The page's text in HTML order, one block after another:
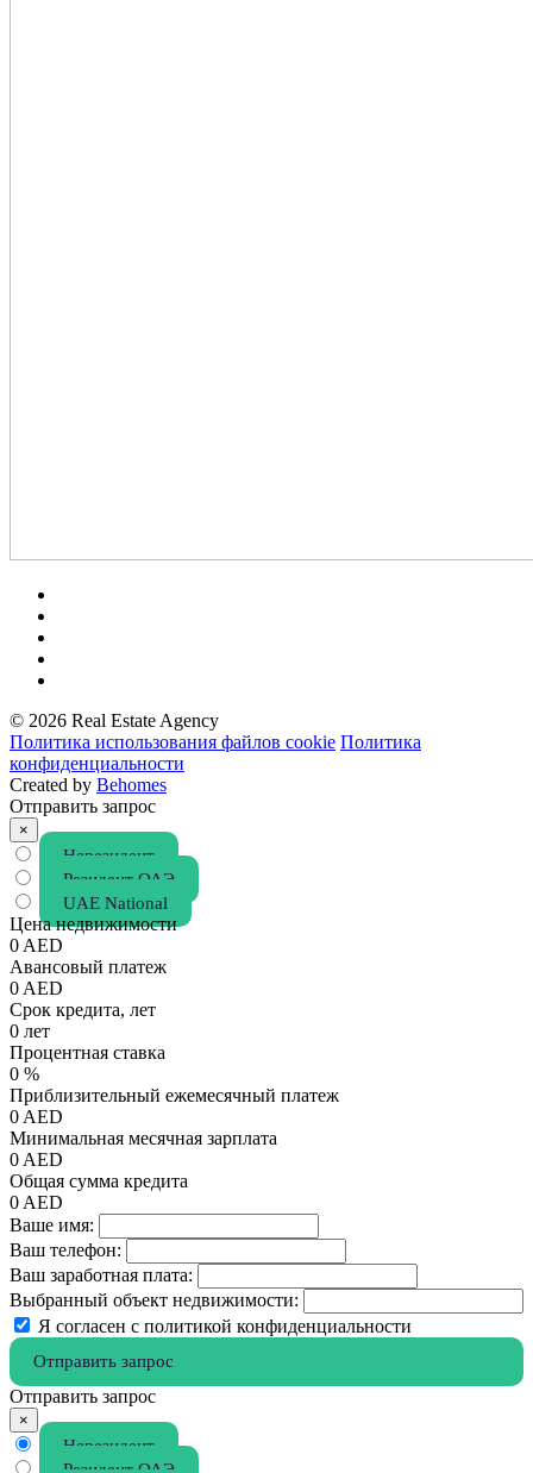
© 2026 Real Estate Agency
Политика использования файлов cookie Политика
конфиденциальности
Created by Behomes
Отправить запрос
×
Нерезидент
Резидент ОАЭ
UAE National
Цена недвижимости
0 AED
Авансовый платеж
0 AED
Срок кредита, лет
0 лет
Процентная ставка
0 %
Приблизительный ежемесячный платеж
0 AED
Минимальная месячная зарплата
0 AED
Общая сумма кредита
0 AED
Ваше имя:
Ваш телефон:
Ваш заработная плата:
Выбранный объект недвижимости:
Я согласен с политикой конфиденциальности
Отправить запрос
Отправить запрос
×
Нерезидент